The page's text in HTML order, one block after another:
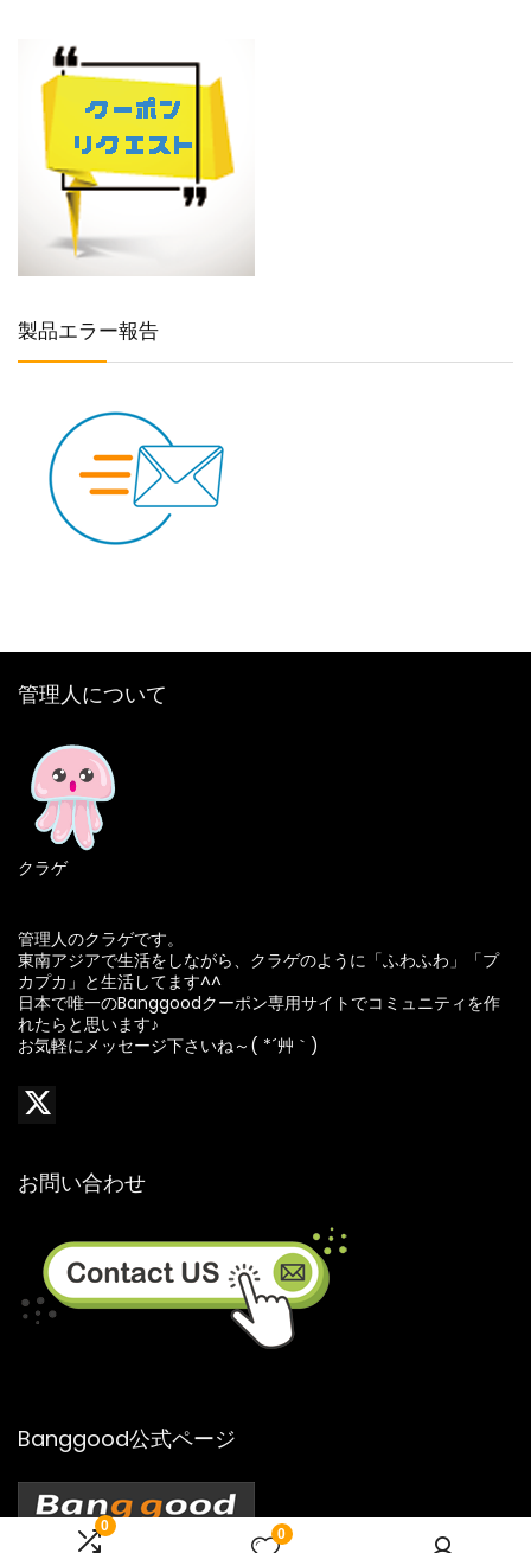
0
0
製品エラー報告
管理人について
クラゲ
管理人のクラゲです。
東南アジアで生活をしながら、クラゲのように「ふわふわ」「プ
カプカ」と生活してます^^
日本で唯一のBanggoodクーポン専用サイトでコミュニティを作
れたらと思います♪
お気軽にメッセージ下さいね～( *´艸｀)
お問い合わせ
Banggood公式ページ